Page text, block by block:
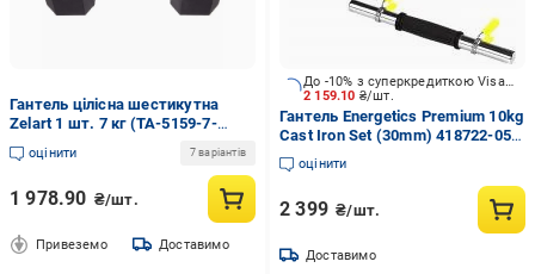
Гантель цілісна шестикутна
Zelart 1 шт. 7 кг (TA-5159-7-
malch-M)
оцінити 7 варіантів
1 978.90 ₴/шт.
Привеземо Доставимо
2 159.10 ₴/шт.
До -10% з суперкредиткою Visa Вигода
Гантель Energetics Premium 10kg
Cast Iron Set (30mm) 418722-050
Premium Cast Iron Set 10 кг
чорний
оцінити
2 399 ₴/шт.
Доставимо